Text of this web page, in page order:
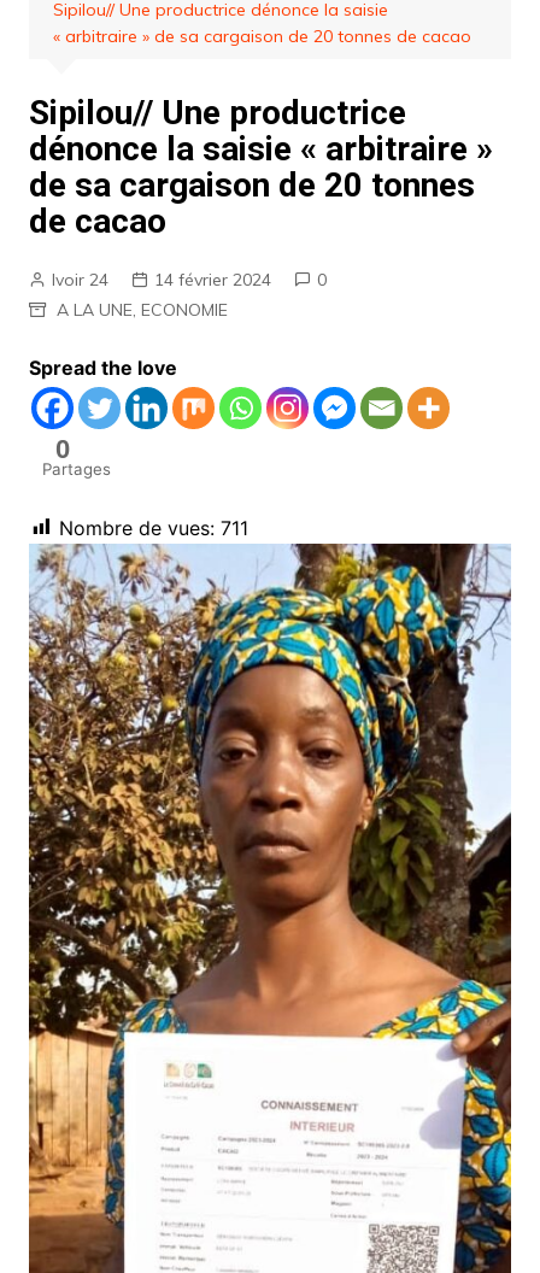
Sipilou// Une productrice dénonce la saisie
« arbitraire » de sa cargaison de 20 tonnes de cacao
Sipilou// Une productrice
dénonce la saisie « arbitraire »
de sa cargaison de 20 tonnes
de cacao
Ivoir 24 14 février 2024
0
A LA UNE, ECONOMIE
Spread the love
0
Partages
Nombre de vues: 711